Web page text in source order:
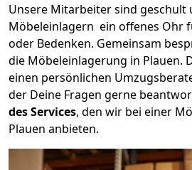
Unsere Mitarbeiter sind geschult
Möbeleinlagern ein offenes Ohr
oder Bedenken. Gemeinsam
die Möbeleinlagerung in Plauen.
einen persönlichen
der Deine Fragen gerne
des Services, den wir bei einer
Plauen anbieten.